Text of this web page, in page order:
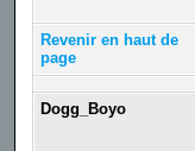
Revenir en haut de
page
Dogg_Boyo